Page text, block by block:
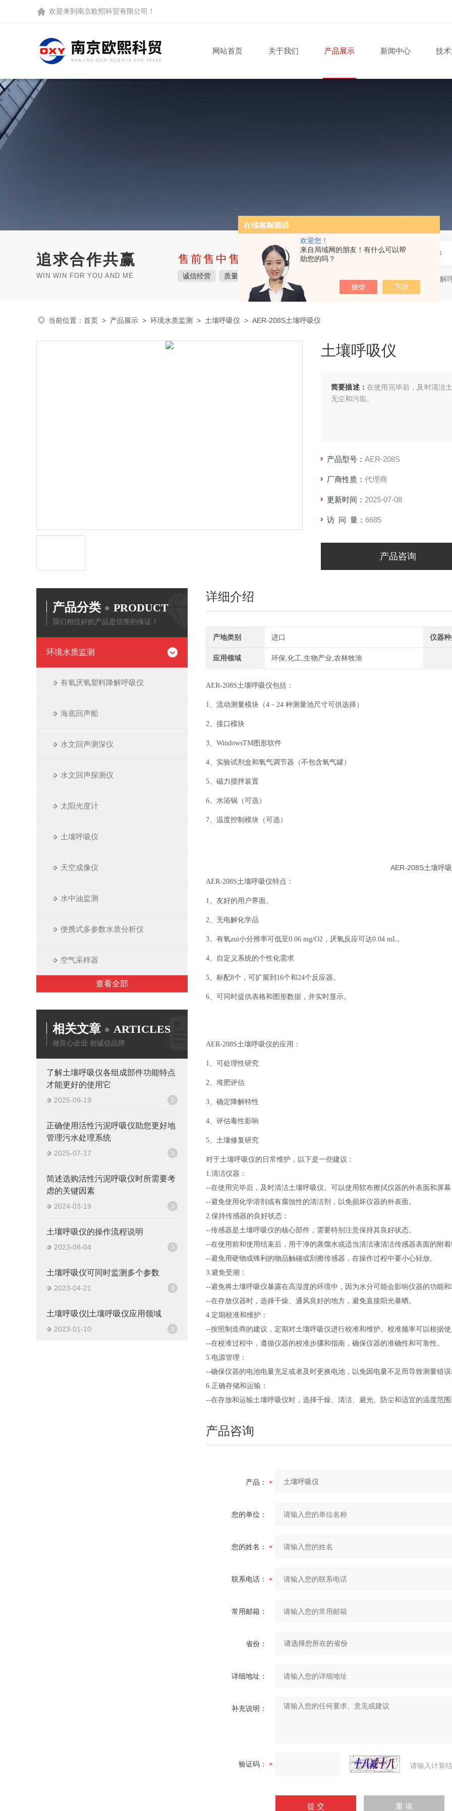
欢迎您！
来自局域网的朋友！有什么可以帮
助您的吗？
欢迎来到 南京欧熙科贸有限公司 ！
网站首页 关于我们 产品展示 新闻中心 技
追求合作共赢
WIN WIN FOR YOU AND ME
售前售中售后完整的服务体系
诚信经营 质量保障 价格合理 热门关键词：微生物降解呼吸仪，
当前位置： 首页 > 产品展示 > 环境水质监测 > 土壤呼吸仪 > AER-208S土壤呼吸仪
土壤呼吸仪
简要描述： 在使用完毕后，及时清洁
无尘和污垢。
产品型号： AER-208S
厂商性质： 代理商
更新时间： 2025-07-08
访 问 量： 6685
产品咨询
产品分类 PRODUCT
我们相信好的产品是信誉的保证！
环境水质监测
有氧厌氧塑料降解呼吸仪
海底回声船
水文回声测深仪
水文回声探测仪
太阳光度计
土壤呼吸仪
天空成像仪
水中油监测
便携式多参数水质分析仪
空气采样器
查看全部
相关文章 ARTICLES
做良心企业 创诚信品牌
了解土壤呼吸仪各组成部件功能特点
才能更好的使用它
2025-09-19
正确使用活性污泥呼吸仪助您更好地
管理污水处理系统
2025-07-17
简述选购活性污泥呼吸仪时所需要考
虑的关键因素
2024-03-19
土壤呼吸仪的操作流程说明
2023-08-04
土壤呼吸仪可同时监测多个参数
2023-04-21
土壤呼吸仪|土壤呼吸仪应用领域
2023-01-10
详细介绍
产地类别 进口 仪器
应用领域 环保,化工,生物产业,农林牧渔
AER-208S土壤呼吸仪包括：
1、流动测量模块（4－24 种测量池尺寸可供选择）
2、接口模块
3、WindowsTM图形软件
4、实验试剂盒和氧气调节器（不包含氧气罐）
5、磁力搅拌装置
6、水浴锅（可选）
7、温度控制模块（可选）
AER-208S土壤呼
AER-208S土壤呼吸仪特点：
1、友好的用户界面。
2、无电解化学品
3、有氧zui小分辨率可低至0.06 mg/O2，厌氧反应可达0.04 mL。
4、自定义系统的个性化需求
5、标配8个，可扩展到16个和24个反应器。
6、可同时提供表格和图形数据，并实时显示。
AER-208S土壤呼吸仪的应用：
1、可处理性研究
2、堆肥评估
3、确定降解特性
4、评估毒性影响
5、土壤修复研究
对于土壤呼吸仪的日常维护，以下是一些建议：
1.清洁仪器：
--在使用完毕后，及时清洁土壤呼吸仪。可以使用软布擦拭仪器的外表面和屏
--避免使用化学溶剂或有腐蚀性的清洁剂，以免损坏仪器的外表面。
2.保持传感器的良好状态：
--传感器是土壤呼吸仪的核心部件，需要特别注意保持其良好状态。
--在使用前和使用结束后，用干净的蒸馏水或适当清洁液清洁传感器表面的附
--避免用硬物或锋利的物品触碰或刮擦传感器，在操作过程中要小心轻放。
3.避免受潮：
--避免将土壤呼吸仪暴露在高湿度的环境中，因为水分可能会影响仪器的功能
--在存放仪器时，选择干燥、通风良好的地方，避免直接阳光暴晒。
4.定期校准和维护：
--按照制造商的建议，定期对土壤呼吸仪进行校准和维护。校准频率可以根据
--在校准过程中，遵循仪器的校准步骤和指南，确保仪器的准确性和可靠性。
5.电源管理：
--确保仪器的电池电量充足或者及时更换电池，以免因电量不足而导致测量错
6.正确存储和运输：
--在存放和运输土壤呼吸仪时，选择干燥、清洁、避光、防尘和适宜的温度范
产品咨询
产品：
您的单位：
您的姓名：
联系电话：
常用邮箱：
省份：
详细地址：
补充说明：
验证码： 请输入计算